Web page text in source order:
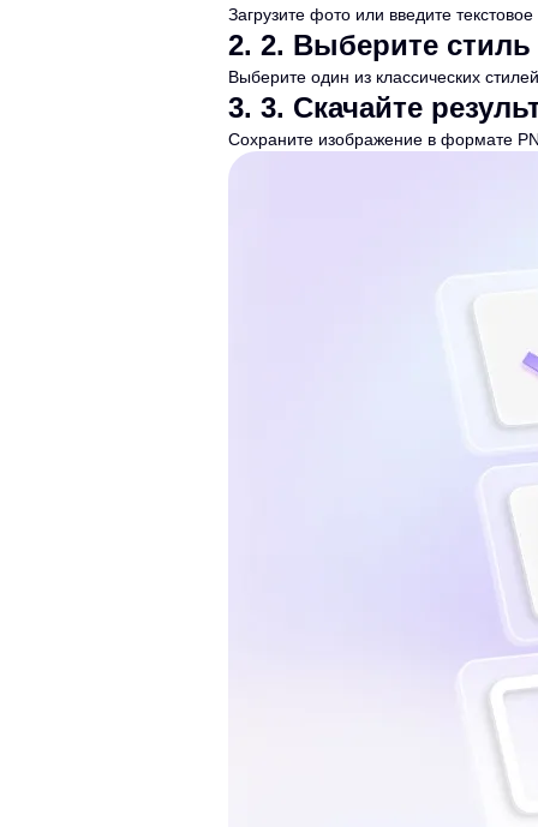
Загрузите фото или введите
2. 2. Выберите стиль
Выберите один из классических
3. 3. Скачайте
Сохраните изображение в формате